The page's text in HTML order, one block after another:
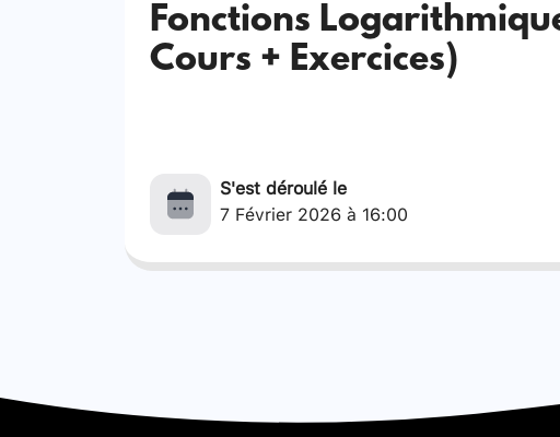
Fonctions
Cours + Exercices)
S'est déroulé le
7 Février 2026 à 16:00